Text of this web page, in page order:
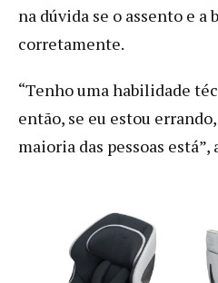
na dúvida se o assento e a
corretamente.
“Tenho uma habilidade
então, se eu estou
maioria das pessoas